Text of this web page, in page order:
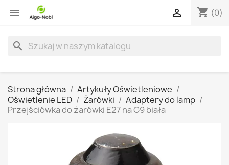
 shopping_cart (0)

search
Strona główna
Artykuły Oświetleniowe
Oświetlenie LED
Żarówki
Adaptery do lamp
Przejściówka do żarówki E27 na G9 biała